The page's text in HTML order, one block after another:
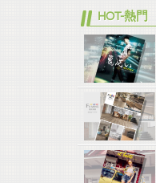
HOT-熱門